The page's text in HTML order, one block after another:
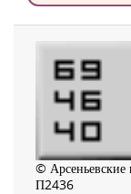
©
П2436